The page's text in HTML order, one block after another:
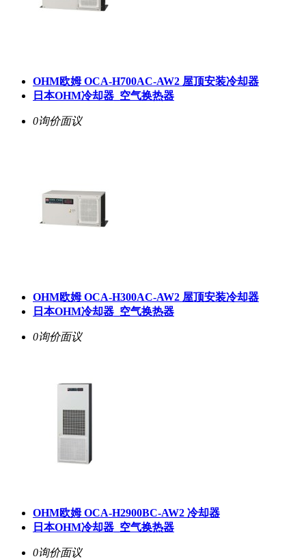
OHM欧姆 OCA-H700AC-AW2 屋顶安装冷却器
日本OHM冷却器_空气换热器
0询价面议
OHM欧姆 OCA-H300AC-AW2 屋顶安装冷却器
日本OHM冷却器_空气换热器
0询价面议
OHM欧姆 OCA-H2900BC-AW2 冷却器
日本OHM冷却器_空气换热器
0询价面议